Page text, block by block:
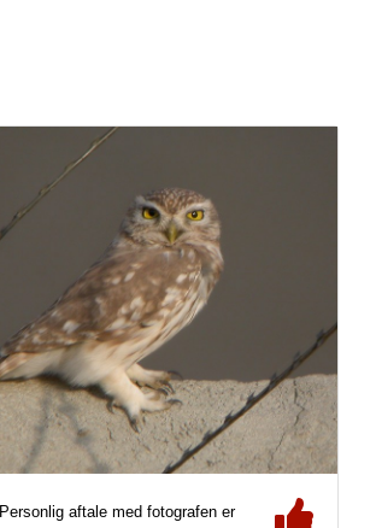
Personlig aftale med fotografen er